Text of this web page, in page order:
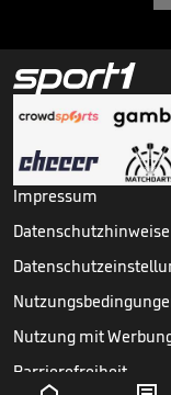
Impressum
Datenschutzhinweise
Nutzung mit
Barrierefreiheit